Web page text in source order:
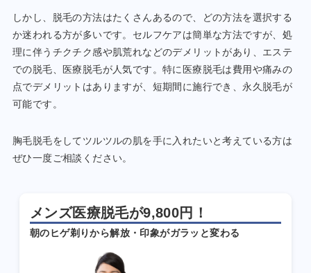
しかし、脱毛の方法はたくさんあるので、どの方法を選択する
か迷われる方が多いです。セルフケアは簡単な方法ですが、処
理に伴うチクチク感や肌荒れなどのデメリットがあり、エステ
での脱毛、医療脱毛が人気です。特に医療脱毛は費用や痛みの
点でデメリットはありますが、短期間に施行でき、永久脱毛が
可能です。
胸毛脱毛をしてツルツルの肌を手に入れたいと考えている方は
ぜひ一度ご相談ください。
メンズ医療脱毛が9,800円！
朝のヒゲ剃りから解放・印象がガラッと変わる